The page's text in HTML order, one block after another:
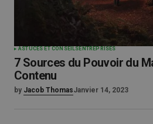
ASTUCES ET CONSEILS ENTREPRISES
7 Sources du Pouvoir du
Contenu
by Jacob ThomasJanvier 14, 2023